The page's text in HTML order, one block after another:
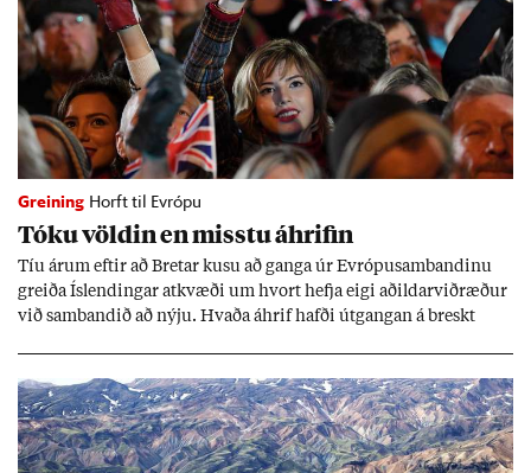
Greining Horft til Evrópu
Tóku völd­in en misstu áhrif­in
Tíu ár­um eft­ir að Bret­ar kusu að ganga úr Evr­ópu­sam­band­inu
greiða Ís­lend­ing­ar at­kvæði um hvort hefja eigi að­ild­ar­við­ræð­ur
við sam­band­ið að nýju. Hvaða áhrif hafði út­gang­an á breskt